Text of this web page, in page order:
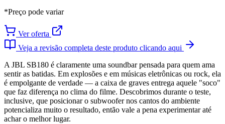
*Preço pode variar
Ver oferta
Veja a revisão completa deste produto clicando aqui
A JBL SB180 é claramente uma soundbar pensada para quem ama
sentir as batidas. Em explosões e em músicas eletrônicas ou rock, ela
é empolgante de verdade — a caixa de graves entrega aquele "soco"
que faz diferença no clima do filme. Descobrimos durante o teste,
inclusive, que posicionar o subwoofer nos cantos do ambiente
potencializa muito o resultado, então vale a pena experimentar até
achar o melhor lugar.